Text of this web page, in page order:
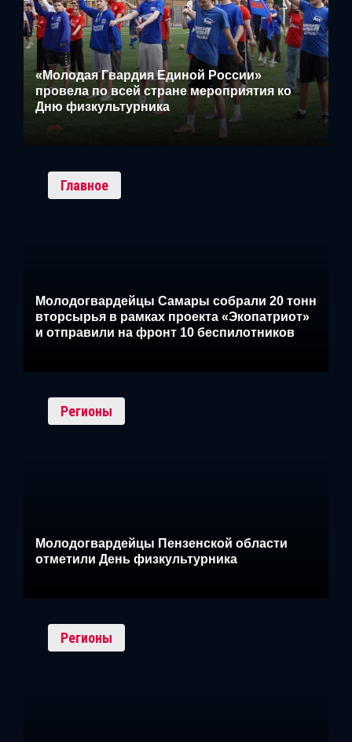
«Молодая Гвардия Единой России»
провела по всей стране мероприятия ко
Дню физкультурника
Главное
Молодогвардейцы Самары собрали 20 тонн
вторсырья в рамках проекта «Экопатриот»
и отправили на фронт 10 беспилотников
Регионы
Молодогвардейцы Пензенской области
отметили День физкультурника
Регионы